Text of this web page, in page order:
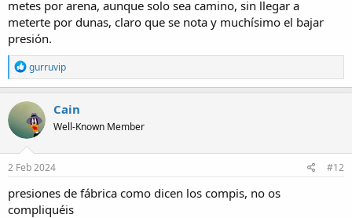
metes por arena, aunque solo sea camino, sin llegar a
meterte por dunas, claro que se nota y muchísimo el bajar
presión.
R
e
a
c
t
i
o
n
s
gurruvip
Cain
Well-Known Member
2 Feb 2024 #12
presiones de fábrica como dicen los compis, no os
compliquéis